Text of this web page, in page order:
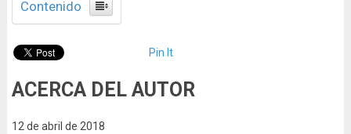
Contenido
Pin It
ACERCA DEL AUTOR
12 de abril de 2018